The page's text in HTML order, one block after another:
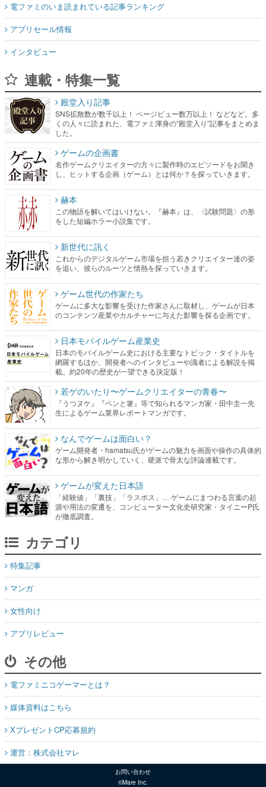
電ファミのいま読まれている記事ランキング
アプリセール情報
インタビュー
連載・特集一覧
殿堂入り記事
SNS拡散数が数千以上！ ページビュー数万以上！ などなど。多
くの人々に読まれた、電ファミ渾身の“殿堂入り”記事をまとめま
した。
ゲームの企画書
名作ゲームクリエイターの方々に製作時のエピソードをお聞き
し、ヒットする企画（ゲーム）とは何か？を探っていきます。
赫本
この物語を解いてはいけない。『赫本』は、〈試験問題〉の形
をした短編ホラー小説集です。
新世代に訊く
これからのデジタルゲーム市場を担う若きクリエイター達の姿
を追い、彼らのルーツと情熱を探っていきます。
ゲーム世代の作家たち
ゲームに多大な影響を受けた作家さんに取材し、ゲームが日本
のコンテンツ産業やカルチャーに与えた影響を探る企画です。
日本モバイルゲーム産業史
日本のモバイルゲーム史における主要なトピック・タイトルを
網羅するほか、開発者へのインタビューや識者による解説を掲
載。約20年の歴史が一望できる決定版！
若ゲのいたり〜ゲームクリエイターの青春〜
『うつヌケ』『ペンと箸』等で知られるマンガ家・田中圭一先
生によるゲーム業界レポートマンガです。
なんでゲームは面白い？
ゲーム開発者・hamatsu氏がゲームの魅力を画面や操作の具体的
な形から解き明かしていく、硬派で骨太な評論連載です。
ゲームが変えた日本語
「経験値」「裏技」「ラスボス」… ゲームにまつわる言葉の起
源や用法の変遷を、コンピューター文化史研究家・タイニーP氏
が徹底調査。
カテゴリ
特集記事
マンガ
女性向け
アプリレビュー
その他
電ファミニコゲーマーとは？
媒体資料はこちら
XプレゼントCP応募規約
運営：株式会社マレ
お問い合わせ
©Mare Inc.